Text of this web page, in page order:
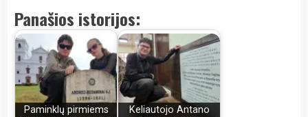
Panašios istorijos:
Paminklų pirmiems
Keliautojo Antano